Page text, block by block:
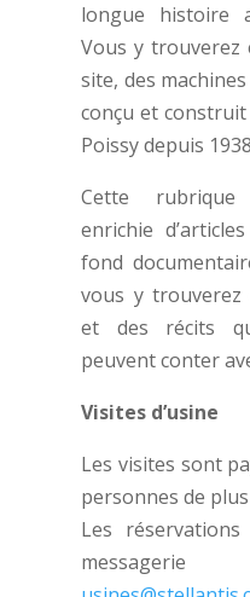
longue histoire
Vous y trouverez
site, des
conçu et
Poissy depuis
Cette rubrique
enrichie
fond
vous y trouverez
et des récits
peuvent conter
Visites d’usine
Les visites sont
personnes de
Les